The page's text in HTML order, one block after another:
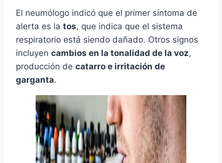
El neumólogo indicó que el primer síntoma de
alerta es la tos, que indica que el sistema
respiratorio está siendo dañado. Otros signos
incluyen cambios en la tonalidad de la voz,
producción de catarro e irritación de
garganta.